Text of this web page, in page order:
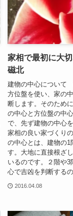
家相で最初に大
磁北
建物の中心について
方位盤を使い、家の
断します。そのため
の中心と方位盤の中
で、先ず建物の中心
家相の良い家づくり
の中心とは、建物の1
す。大地に直接根ざ
いるのです。２階や
心で吉凶を判断する
2016.04.08